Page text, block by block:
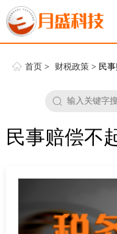
首页 > 财税政策 > 民
民事赔偿不